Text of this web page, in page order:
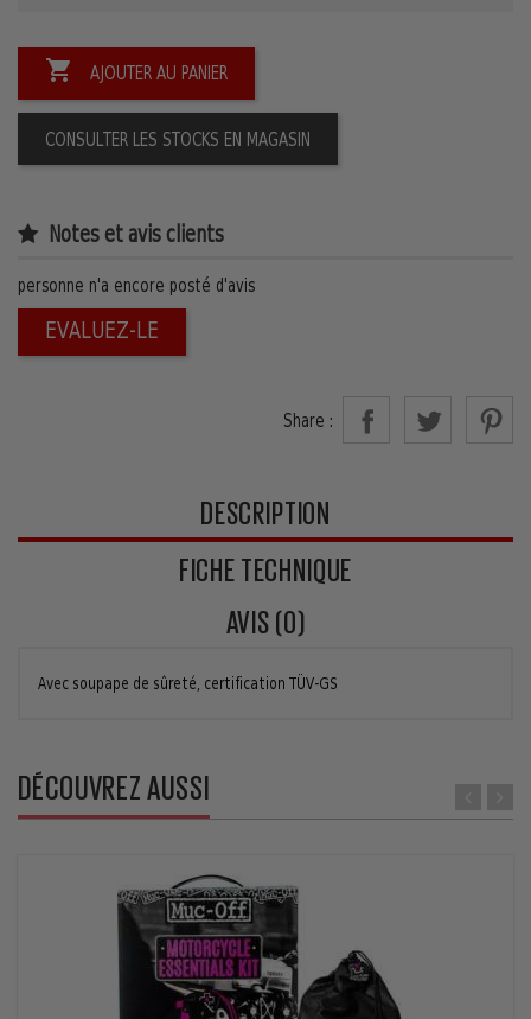
 AJOUTER AU PANIER
CONSULTER LES STOCKS EN MAGASIN
Notes et avis clients
personne n'a encore posté d'avis
EVALUEZ-LE
Share :
DESCRIPTION
FICHE TECHNIQUE
AVIS (0)
Avec soupape de sûreté, certification TÜV-GS
DÉCOUVREZ AUSSI